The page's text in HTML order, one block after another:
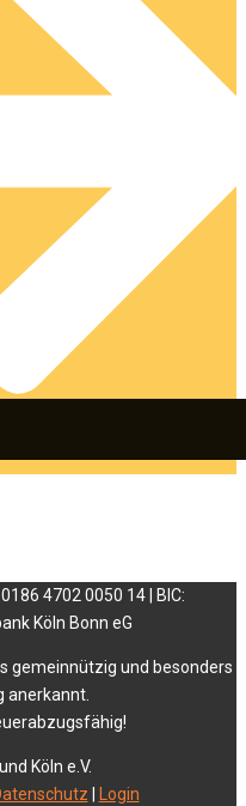
4702 0050 14 | BIC:
Köln Bonn eG
gemeinnützig und besonders
anerkannt.
Köln e.V.
Login